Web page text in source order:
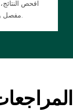
افحص
مفصل وضمان على جميع الأعمال المنجزة.